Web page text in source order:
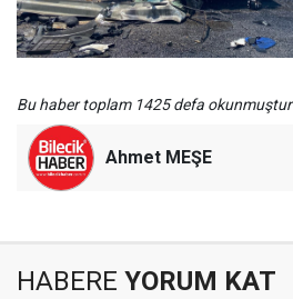
Bu haber toplam 1425 defa okunmuştur
Ahmet MEŞE
HABERE YORUM KAT